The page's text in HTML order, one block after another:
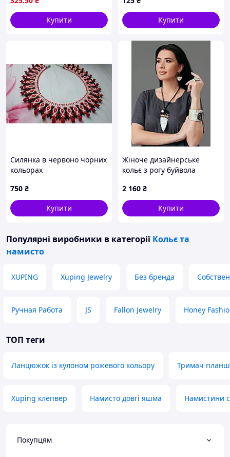
Купити
сріблясте кольє-чокер
Купити
Силянка в червоно чорних
кольорах
750 ₴
Купити
Жіноче дизайнерське
кольє з рогу буйвола
MKIN030836
2 160 ₴
Купити
Популярні виробники в категорії Кольє та
намисто
XUPING Xuping Jewelry Без бренда
Ручная Работа JS Fallon Jewelry Honey
ТОП теги
Ланцюжок із кулоном рожевого кольору Тримач
Xuping клепвер Намисто довгі яшма Намистини
Покупцям